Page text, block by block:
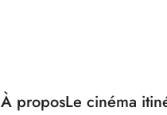
À proposLe cinéma